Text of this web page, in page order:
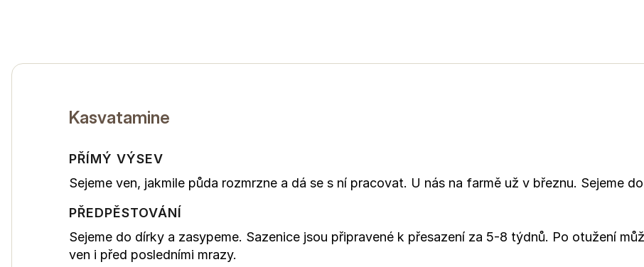
Kasvatamine
PŘÍMÝ VÝSEV
Sejeme ven, jakmile půda rozmrzne a dá se s ní pracovat. U nás na farmě už v březnu. Sejeme
PŘEDPĚSTOVÁNÍ
Sejeme do dírky a zasypeme. Sazenice jsou připravené k přesazení za 5-8 týdnů. Po otužení
ven i před posledními mrazy.